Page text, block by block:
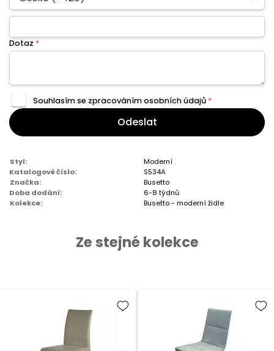
Dotaz *
Souhlasím se zpracovánímosobních údajů *
Odeslat
Styl:
Moderní
Katalogové číslo:
S534A
Značka:
Busetto
Doba dodání:
6-8 týdnů
Kolekce:
Busetto - moderní židle
Ze stejné kolekce